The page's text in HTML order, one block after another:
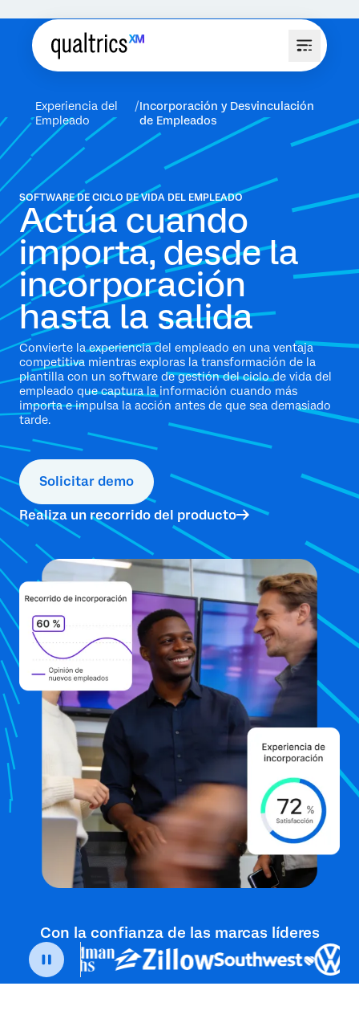
Experiencia del
Empleado
Incorporación y Desvinculación
de Empleados
SOFTWARE DE CICLO DE VIDA DEL EMPLEADO
Actúa cuando
importa, desde la
incorporación
hasta la salida
Convierte la experiencia del empleado en una ventaja
competitiva mientras exploras la transformación de la
plantilla con un software de gestión del ciclo de vida del
empleado que captura la información cuando más
importa e impulsa la acción antes de que sea demasiado
tarde.
Solicitar demo
Realiza un recorrido del producto
Con la confianza de las marcas líderes